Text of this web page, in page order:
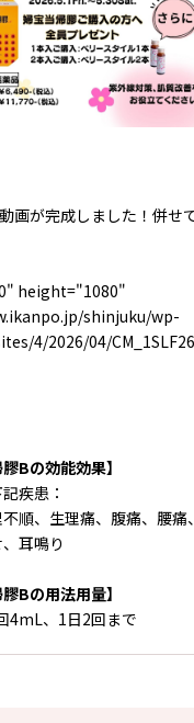
画が完成しました！併せ
height="1080"
shinjuku/wp-
4/2026/04/
Bの効能効果】
疾患：
順、生理痛、腹痛、腰痛
耳鳴り
Bの用法用量】
4mL、1日2回まで